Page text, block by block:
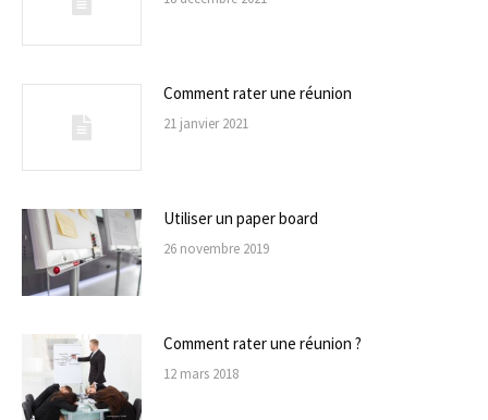
Comment rater une réunion
21 janvier 2021
Utiliser un paper board
26 novembre 2019
Comment rater une réunion ?
12 mars 2018